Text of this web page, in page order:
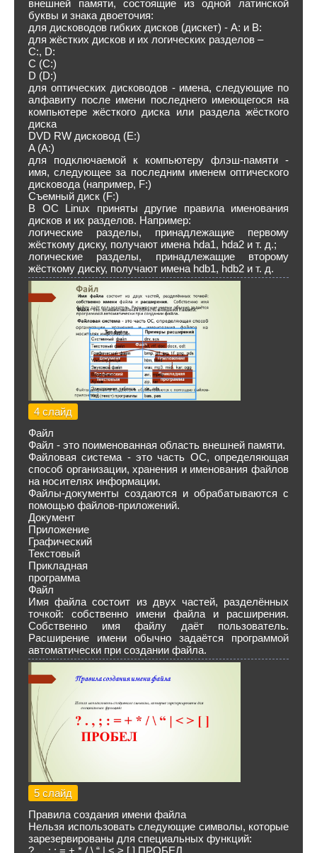
внешней памяти, состоящие из одной латинской
буквы и знака двоеточия:
для дисководов гибких дисков (дискет) - А: и В:
для жёстких дисков и их логических разделов –
C:, D:
C (C:)
D (D:)
для оптических дисководов - имена, следующие по
алфавиту после имени последнего имеющегося на
компьютере жёсткого диска или раздела жёсткого
диска
DVD RW дисковод (E:)
A (A:)
для подключаемой к компьютеру флэш-памяти -
имя, следующее за последним именем оптического
дисковода (например, F:)
Съемный диск (F:)
В ОС Linux приняты другие правила именования
дисков и их разделов. Например:
логические разделы, принадлежащие первому
жёсткому диску, получают имена hda1, hda2 и т. д.;
логические разделы, принадлежащие второму
жёсткому диску, получают имена hdb1, hdb2 и т. д.
4 слайд
Файл
Файл - это поименованная область внешней памяти.
Файловая система - это часть ОС, определяющая
способ организации, хранения и именования файлов
на носителях информации.
Файлы-документы создаются и обрабатываются с
помощью файлов-приложений.
Документ
Приложение
Графический
Текстовый
Прикладная
программа
Файл
Имя файла состоит из двух частей, разделённых
точкой: собственно имени файла и расширения.
Собственно имя файлу даёт пользователь.
Расширение имени обычно задаётся программой
автоматически при создании файла.
5 слайд
Правила создания имени файла
Нельзя использовать следующие символы, которые
зарезервированы для специальных функций:
? . , ; : = + * / \ “ | < > [ ] ПРОБЕЛ